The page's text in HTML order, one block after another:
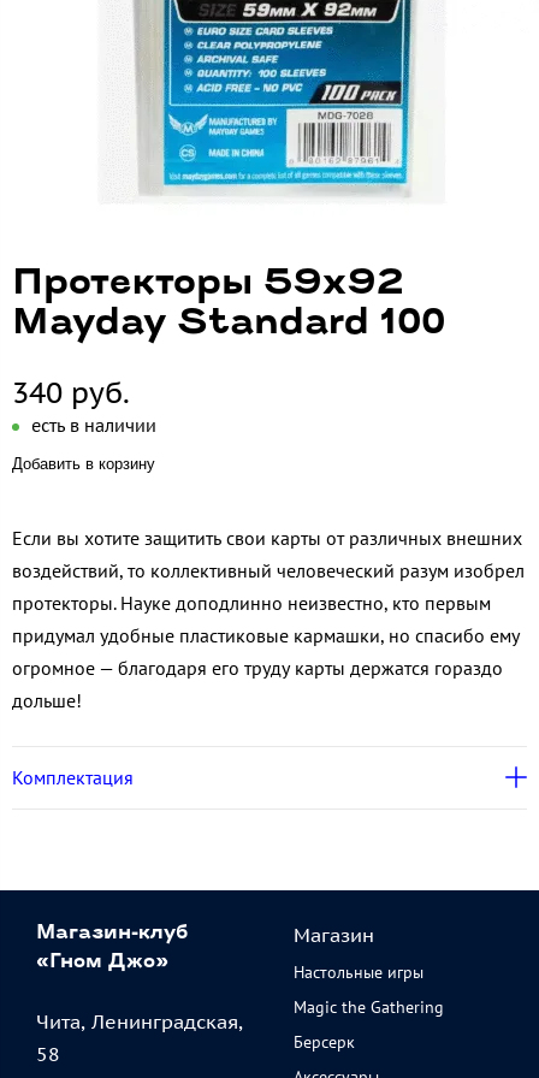
Протекторы 59х92
Mayday Standard 100
340 руб.
есть в наличии
Добавить в корзину
Если вы хотите защитить свои карты от различных внешних
воздействий, то коллективный человеческий разум изобрел
протекторы. Науке доподлинно неизвестно, кто первым
придумал удобные пластиковые кармашки, но спасибо ему
огромное — благодаря его труду карты держатся гораздо
дольше!
Комплектация
Магазин-клуб
«Гном Джо»
Чита, Ленинградская,
58
Магазин
Настольные игры
Magic the Gathering
Берсерк